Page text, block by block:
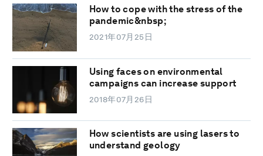
How to cope with the stress of the
pandemic&nbsp;
2021年07月25日
Using faces on environmental
campaigns can increase support
2018年07月26日
How scientists are using lasers to
understand geology